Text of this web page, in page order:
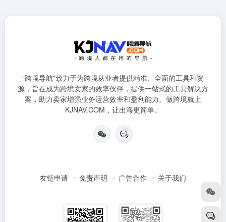
“跨境导航"致力于为跨境从业者提供精准、全面的工具和资
源，旨在成为跨境卖家的效率伙伴，提供一站式的工具解决方
案，助力卖家增强业务运营效率和盈利能力。做跨境就上
KJNAV.COM，让出海更简单。
友链申请 免责声明 广告合作 关于我们